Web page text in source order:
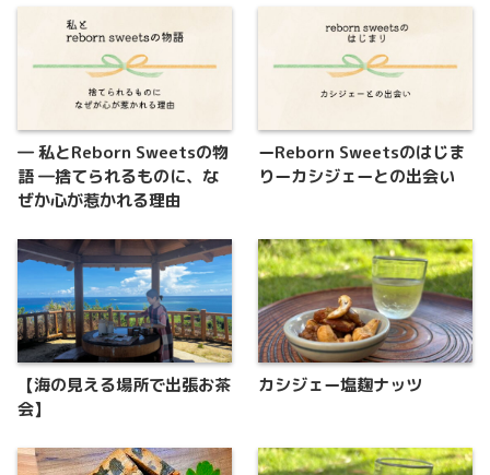
― 私とReborn Sweetsの物
語 ―捨てられるものに、な
ぜか心が惹かれる理由
ーReborn Sweetsのはじま
りーカシジェーとの出会い
【海の見える場所で出張お茶
会】
カシジェー塩麹ナッツ